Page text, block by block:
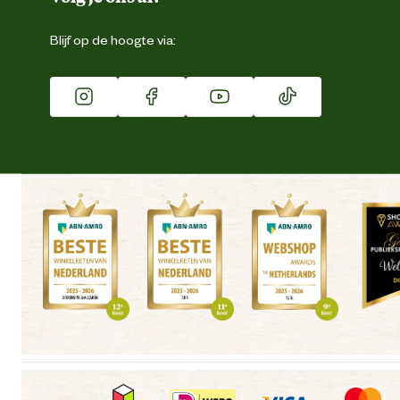
Franchise
Vacatures
Winkels
Blijf op de hoogte via: